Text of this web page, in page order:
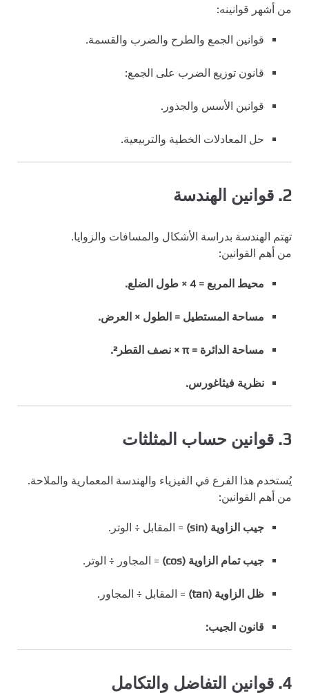
من أشهر قوانينه:
قوانين الجمع والطرح والضرب والقسمة.
قانون توزيع الضرب على الجمع:
قوانين الأسس والجذور.
حل المعادلات الخطية والتربيعية.
2. قوانين الهندسة
تهتم الهندسة بدراسة الأشكال والمسافات والزوايا.
من أهم القوانين:
محيط المربع = 4 × طول الضلع.
مساحة المستطيل = الطول × العرض.
مساحة الدائرة = π × نصف القطر².
نظرية فيثاغورس.
3. قوانين حساب المثلثات
يُستخدم هذا الفرع في الفيزياء والهندسة المعمارية والملاحة.
من أهم القوانين:
جيب الزاوية (sin) = المقابل ÷ الوتر.
جيب تمام الزاوية (cos) = المجاور ÷ الوتر.
ظل الزاوية (tan) = المقابل ÷ المجاور.
قانون الجيب:
4. قوانين التفاضل والتكامل